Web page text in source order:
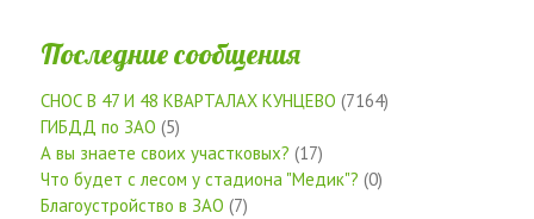
Последние сообщения
СНОС В 47 И 48 КВАРТАЛАХ КУНЦЕВО (7164)
ГИБДД по ЗАО (5)
А вы знаете своих участковых? (17)
Что будет с лесом у стадиона "Медик"? (0)
Благоустройство в ЗАО (7)